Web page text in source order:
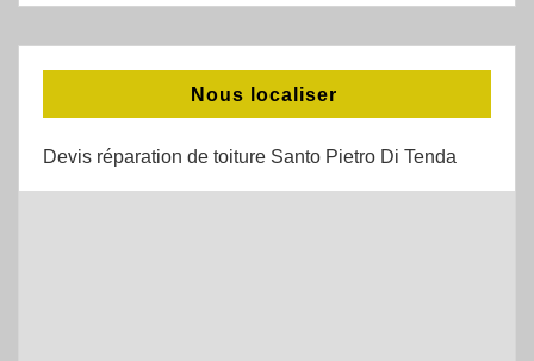
Nous localiser
Devis réparation de toiture Santo Pietro Di Tenda